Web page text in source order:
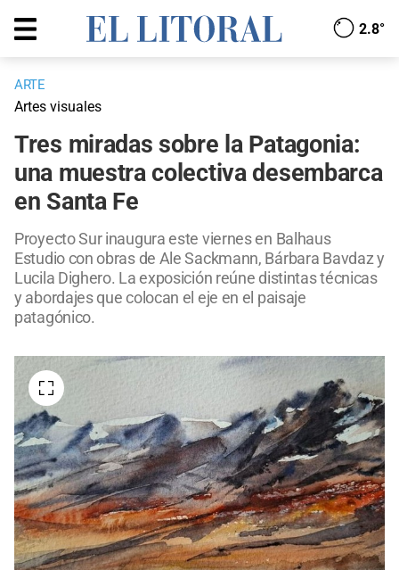
2.8°
ARTE
Artes visuales
Tres miradas sobre la Patagonia:
una muestra colectiva desembarca
en Santa Fe
Proyecto Sur inaugura este viernes en Balhaus
Estudio con obras de Ale Sackmann, Bárbara Bavdaz y
Lucila Dighero. La exposición reúne distintas técnicas
y abordajes que colocan el eje en el paisaje
patagónico.